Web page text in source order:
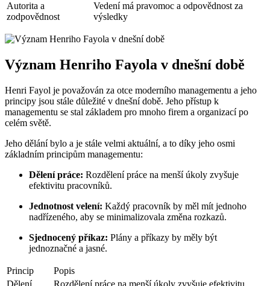
Autorita a
zodpovědnost
Vedení má pravomoc a odpovědnost za
výsledky
Význam Henriho Fayola v dnešní době
Henri Fayol je považován za otce moderního managementu a jeho
principy jsou stále důležité v dnešní době. Jeho přístup k
managementu se stal základem pro mnoho firem a organizací po
celém světě.
Jeho dělání bylo a je stále velmi aktuální, a to díky jeho osmi
základním principům managementu:
Dělení práce: Rozdělení práce na menší úkoly zvyšuje
efektivitu pracovníků.
Jednotnost velení: Každý pracovník by měl mít jednoho
nadřízeného, aby se minimalizovala změna rozkazů.
Sjednocený příkaz: Plány a příkazy by měly být
jednoznačné a jasné.
Princip
Popis
Dělení
Rozdělení práce na menší úkoly zvyšuje efektivitu